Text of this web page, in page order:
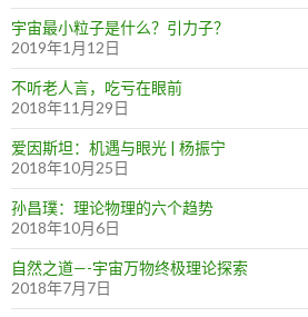
宇宙最小粒子是什么？引力子？
2019年1月12日
不听老人言，吃亏在眼前
2018年11月29日
爱因斯坦：机遇与眼光 | 杨振宁
2018年10月25日
孙昌璞：理论物理的六个趋势
2018年10月6日
自然之道—-宇宙万物终极理论探索
2018年7月7日